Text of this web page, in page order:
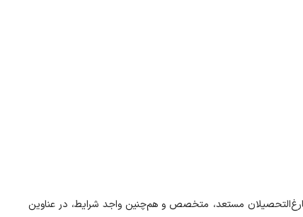
مستعد، متخصص و هم‌چنین واجد شرایط، در عناوین